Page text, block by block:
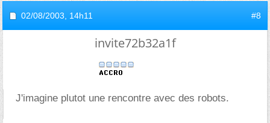
02/08/2003, 14h11 #8
invite72b32a1f
J'imagine plutot une rencontre avec des robots.